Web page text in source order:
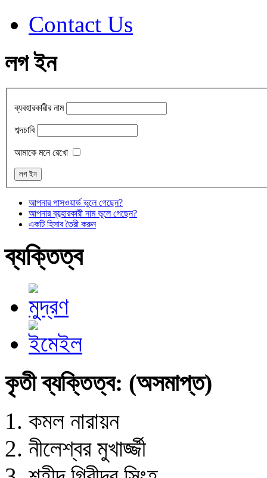
Contact Us
লগ ইন
ব্যবহারকারীর নাম
শব্দচাবি
আমাকে মনে রেখো
আপনার পাসওয়ার্ড ভুলে গেছেন?
আপনার ব্যব্হারকারী নাম ভূলে গেছেন?
একটি হিসাব তৈরী করুন
ব্যক্তিত্ব
কৃতী ব্যক্তিত্ব: (অসমাপ্ত)
কমল নারায়ন
নীলেশ্বর মুখার্জ্জী